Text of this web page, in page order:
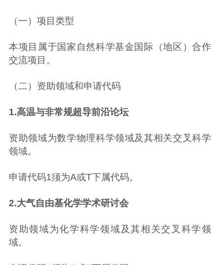
（一）项目类型
本项目属于国家自然科学基金国际（地区）合作
交流项目。
（二）资助领域和申请代码
1.高温与非常规超导前沿论坛
资助领域为数学物理科学领域及其相关交叉科学
领域。
申请代码1须为A或T下属代码。
2.大气自由基化学学术研讨会
资助领域为化学科学领域及其相关交叉科学领
域。